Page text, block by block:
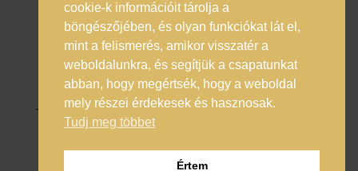
Általános Szerződési Feltételek
Adatkezelési Tájékoztató
Online vitarendezés
© 2025 Enero Trade Kft.
cookie-k információit tárolja a
böngészőjében, és olyan funkciókat lát el,
mint a felismerés, amikor visszatér a
weboldalunkra, és segítjük a csapatunkat
abban, hogy megértsék, hogy a weboldal
mely részei érdekesek és hasznosak.
Tudj meg többet
Értem